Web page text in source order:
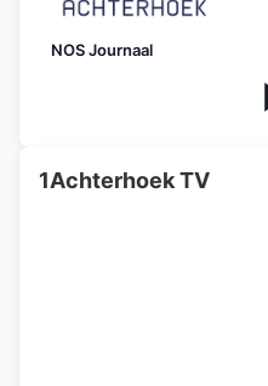
NOS Journaal
1Achterhoek TV